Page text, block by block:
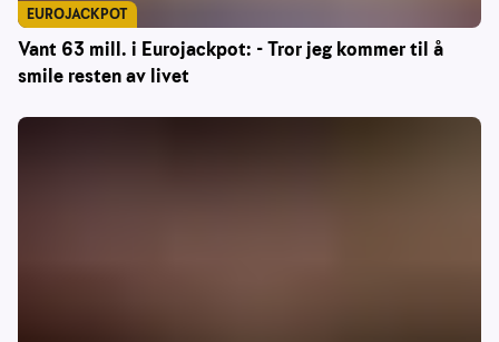
Vant 63 mill. i Eurojackpot: - Tror jeg kommer til å
smile resten av livet
EUROJACKPOT